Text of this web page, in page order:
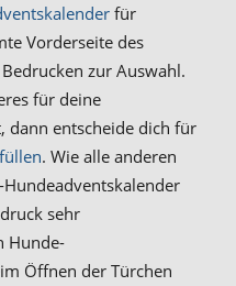
für
Vorderseite des
zur Auswahl.
für deine
dann entscheide dich für
. Wie alle anderen
sehr
Hunde-
Öffnen der Türchen